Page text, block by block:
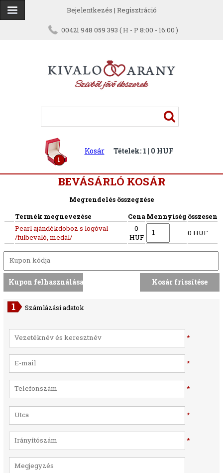
Bejelentkezés | Regisztráció
00421 948 059 393 ( H - P 8:00 - 16:00 )
1
Kosár Tételek: 1 | 0 HUF
BEVÁSÁRLÓ KOSÁR
Megrendelés összegzése
Termék megnevezése
CenaMennyiség összesen
Pearl ajándékdoboz s logóval
/fülbevaló, medál/
0
HUF
0 HUF
Számlázási adatok
*
*
*
*
*